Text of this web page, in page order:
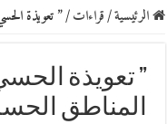
الرئيسية/قراءات/” تعويذة
” تعويذة
المناطق